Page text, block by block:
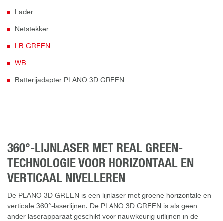
Lader
Netstekker
LB GREEN
WB
Batterijadapter PLANO 3D GREEN
360°-LIJNLASER MET REAL GREEN-
TECHNOLOGIE VOOR HORIZONTAAL EN
VERTICAAL NIVELLEREN
De PLANO 3D GREEN is een lijnlaser met groene horizontale en
verticale 360°-laserlijnen. De PLANO 3D GREEN is als geen
ander laserapparaat geschikt voor nauwkeurig uitlijnen in de